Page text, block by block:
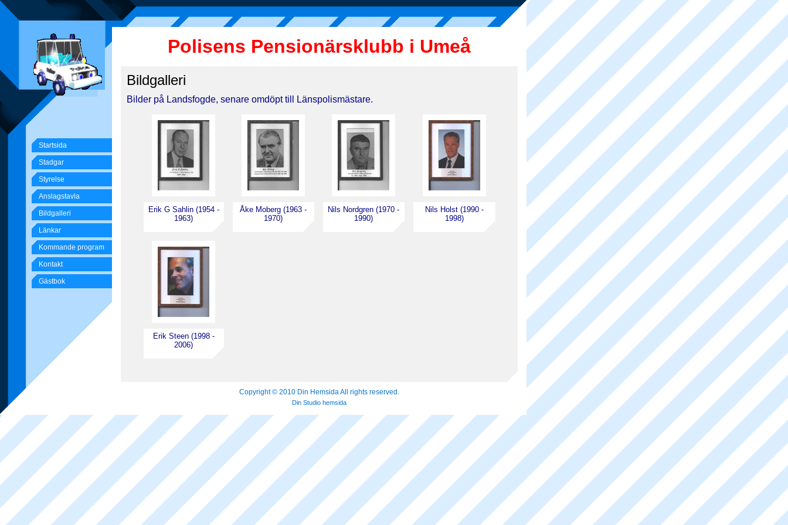
Startsida
Stadgar
Styrelse
Anslagstavla
Bildgalleri
Länkar
Kommande program
Kontakt
Gästbok
Polisens Pensionärsklubb i Umeå
Bildgalleri
Bilder på Landsfogde, senare omdöpt till Länspolismästare.
Erik G Sahlin (1954 -
1963)
Åke Moberg (1963 -
1970)
Nils Nordgren (1970 -
1990)
Nils Holst (1990 -
1998)
Erik Steen (1998 -
2006)
Copyright © 2010 Din Hemsida All rights reserved.
Din Studio hemsida